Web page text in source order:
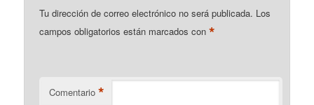
Tu dirección de correo electrónico no será publicada. Los
campos obligatorios están marcados con*
Comentario *